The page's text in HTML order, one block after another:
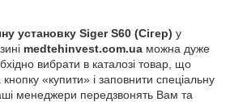
установку Siger S60 (Сігер) у
medtehinvest.com.ua можна дуже
вибрати в каталозі товар, що
кнопку «купити» і заповнити спеціальну
менеджери передзвонять Вам та